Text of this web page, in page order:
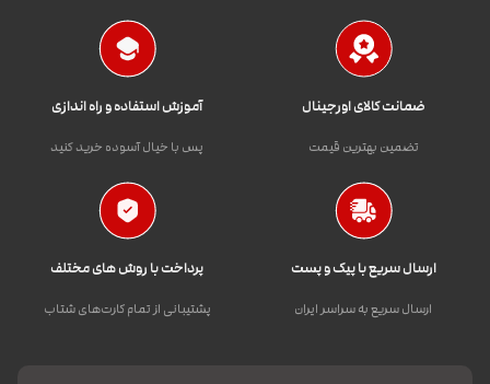
ضمانت کالای اورجینال
تضمین بهترین قیمت
آموزش استفاده و راه اندازی
پس با خیال آسوده خرید کنید
ارسال سریع با پیک و پست
ارسال سریع به سراسر ایران
پرداخت با روش های مختلف
پشتیبانی از تمام کارت‌های شتاب